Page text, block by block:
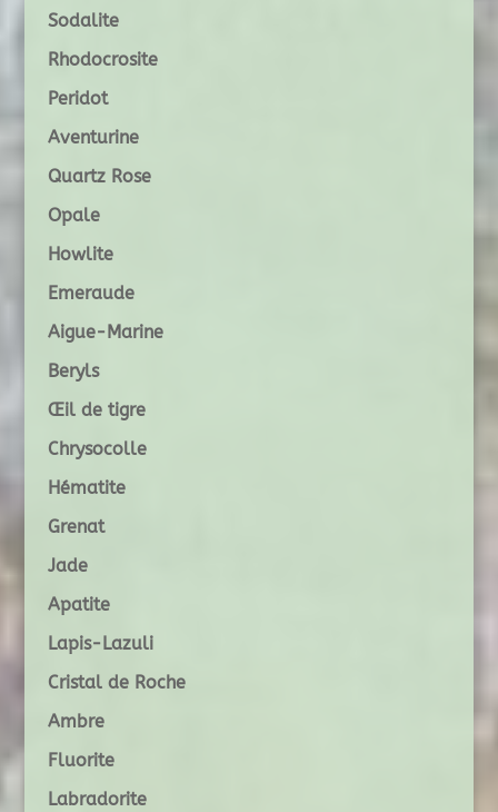
Sodalite
Rhodocrosite
Peridot
Aventurine
Quartz Rose
Opale
Howlite
Emeraude
Aigue-Marine
Beryls
Œil de tigre
Chrysocolle
Hématite
Grenat
Jade
Apatite
Lapis-Lazuli
Cristal de Roche
Ambre
Fluorite
Labradorite